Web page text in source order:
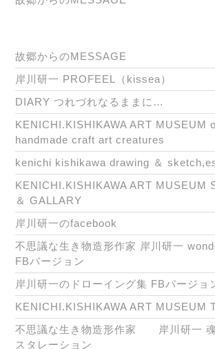
故郷からのMESSAGE
岸川研一 PROFEEL（kissea）
DIARY つれづれなるままに…
KENICHI.KISHIKAWA ART MUSEUM
handmade craft art creatures
kenichi kishikawa drawing ＆
KENICHI.KISHIKAWA ART MUSEUM
＆ GALLARY
岸川研一のfacebook
不思議な生き物造形作家 岸川研一
FBバージョン
岸川研一のドローイング集 FBバージョ
KENICHI.KISHIKAWA ART MUSEUM
不思議な生き物造形作家 岸川研一 魂
スタレーション